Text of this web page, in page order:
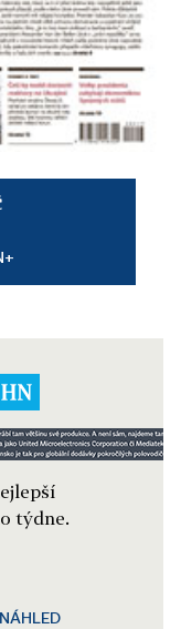
týdne.
NÁHLED